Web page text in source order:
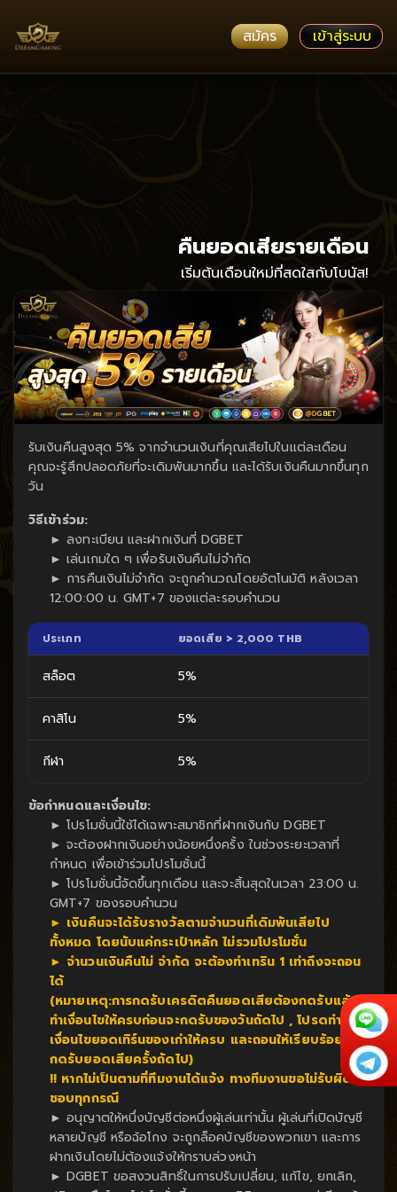
สมัคร เข้าสู่ระบบ
คืนยอดเสียรายเดือน
เริ่มต้นเดือนใหม่ที่สดใสกับโบนัส!
รับเงินคืนสูงสุด 5% จากจำนวนเงินที่คุณเสียไปในแต่ละเดือน
คุณจะรู้สึกปลอดภัยที่จะเดิมพันมากขึ้น และได้รับเงินคืนมากขึ้นทุก
วัน
วิธีเข้าร่วม:
► ลงทะเบียน และฝากเงินที่ DGBET
► เล่นเกมใด ๆ เพื่อรับเงินคืนไม่จำกัด
► การคืนเงินไม่จำกัด จะถูกคำนวณโดยอัตโนมัติ หลังเวลา
12:00:00 น. GMT+7 ของแต่ละรอบคำนวน
ประเภท ยอดเสีย > 2,000 THB
สล็อต 5%
คาสิโน 5%
กีฬา 5%
ข้อกำหนดและเงื่อนไข:
► โปรโมชั่นนี้ใช้ได้เฉพาะสมาชิกที่ฝากเงินกับ DGBET
► จะต้องฝากเงินอย่างน้อยหนึ่งครั้ง ในช่วงระยะเวลาที่
กำหนด เพื่อเข้าร่วมโปรโมชั่นนี้
► โปรโมชั่นนี้จัดขึ้นทุกเดือน และจะสิ้นสุดในเวลา 23:00 น.
GMT+7 ของรอบคำนวน
► เงินคืนจะได้รับรางวัลตามจำนวนที่เดิมพันเสียไป
ทั้งหมด โดยนับแค่กระเป๋าหลัก ไม่รวมโปรโมชั่น
► จำนวนเงินคืนไม่ จำกัด จะต้องทำเทริน 1 เท่าถึงจะถอน
ได้
(หมายเหตุ:การกดรับเครดิตคืนยอดเสียต้องกดรับแล้ว
ทำเงื่อนไขให้ครบก่อนจะกดรับของวันถัดไป , โปรดทำ
เงื่อนไขยอดเทิร์นของเก่าให้ครบ และถอนให้เรียบร้อยก่อน
กดรับยอดเสียครั้งถัดไป)
!! หากไม่เป็นตามที่ทีมงานได้แจ้ง ทางทีมงานขอไม่รับผิด
ชอบทุกกรณี
► อนุญาตให้หนึ่งบัญชีต่อหนึ่งผู้เล่นเท่านั้น ผู้เล่นที่เปิดบัญชี
หลายบัญชี หรือฉ้อโกง จะถูกล็อคบัญชีของพวกเขา และการ
ฝากเงินโดยไม่ต้องแจ้งให้ทราบล่วงหน้า
► DGBET ขอสงวนสิทธิ์ในการปรับเปลี่ยน, แก้ไข, ยกเลิก,